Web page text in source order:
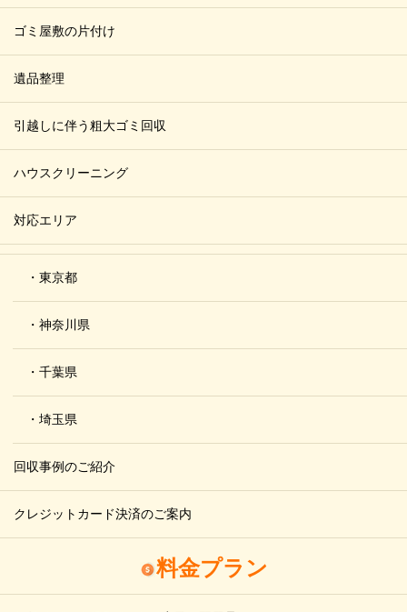
ゴミ屋敷の片付け
遺品整理
引越しに伴う粗大ゴミ回収
ハウスクリーニング
対応エリア
・東京都
・神奈川県
・千葉県
・埼玉県
回収事例のご紹介
クレジットカード決済のご案内
料金プラン